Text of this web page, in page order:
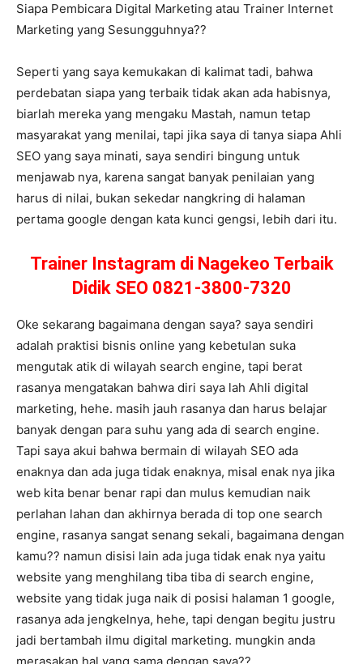
Siapa Pembicara Digital Marketing atau Trainer Internet
Marketing yang Sesungguhnya??
Seperti yang saya kemukakan di kalimat tadi, bahwa
perdebatan siapa yang terbaik tidak akan ada habisnya,
biarlah mereka yang mengaku Mastah, namun tetap
masyarakat yang menilai, tapi jika saya di tanya siapa Ahli
SEO yang saya minati, saya sendiri bingung untuk
menjawab nya, karena sangat banyak penilaian yang
harus di nilai, bukan sekedar nangkring di halaman
pertama google dengan kata kunci gengsi, lebih dari itu.
Trainer Instagram di Nagekeo Terbaik
Didik SEO 0821-3800-7320
Oke sekarang bagaimana dengan saya? saya sendiri
adalah praktisi bisnis online yang kebetulan suka
mengutak atik di wilayah search engine, tapi berat
rasanya mengatakan bahwa diri saya lah Ahli digital
marketing, hehe. masih jauh rasanya dan harus belajar
banyak dengan para suhu yang ada di search engine.
Tapi saya akui bahwa bermain di wilayah SEO ada
enaknya dan ada juga tidak enaknya, misal enak nya jika
web kita benar benar rapi dan mulus kemudian naik
perlahan lahan dan akhirnya berada di top one search
engine, rasanya sangat senang sekali, bagaimana dengan
kamu?? namun disisi lain ada juga tidak enak nya yaitu
website yang menghilang tiba tiba di search engine,
website yang tidak juga naik di posisi halaman 1 google,
rasanya ada jengkelnya, hehe, tapi dengan begitu justru
jadi bertambah ilmu digital marketing. mungkin anda